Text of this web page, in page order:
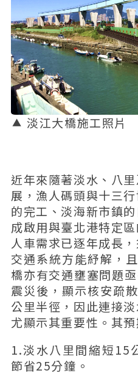
淡江大橋施工照片
近年來隨著淡水、八
展，漁人碼頭與十三
的完工、淡海新市鎮
成啟用與臺北港特定
人車需求已逐年成長
交通系統方能紓解，
橋亦有交通壅塞問題
震災後，顯示核安疏
公里半徑，因此連接
尤顯示其重要性。其預
1.淡水八里間縮短15
節省25分鐘。